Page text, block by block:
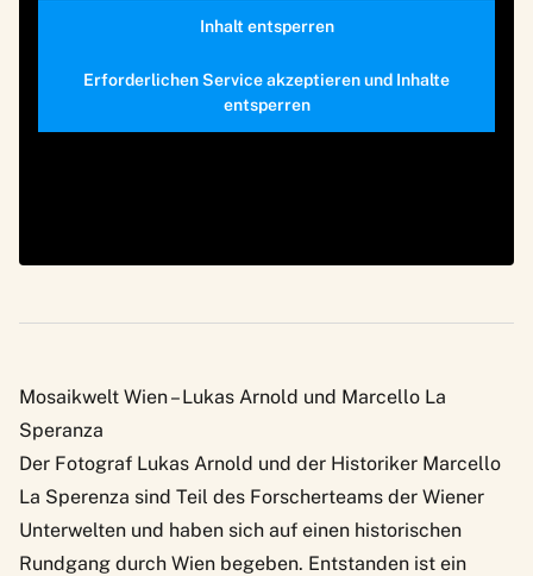
Inhalt entsperren
Erforderlichen Service akzeptieren und Inhalte
entsperren
Mosaikwelt Wien – Lukas Arnold und Marcello La
Speranza
Der Fotograf Lukas Arnold und der Historiker Marcello
La Sperenza sind Teil des Forscherteams der Wiener
Unterwelten und haben sich auf einen historischen
Rundgang durch Wien begeben. Entstanden ist ein